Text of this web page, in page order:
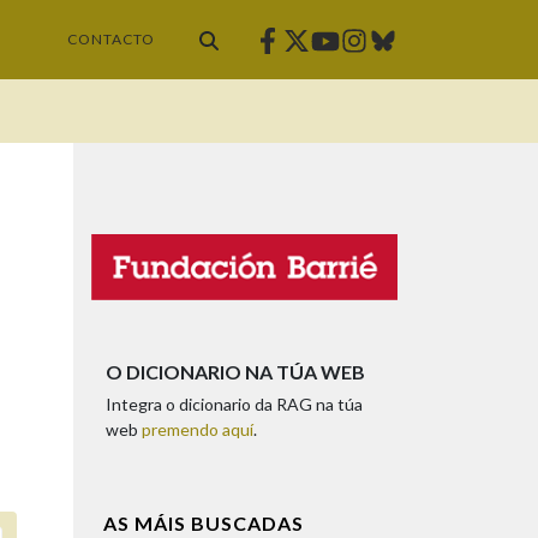
CONTACTO Facebook
Twitter
Youtube
Instagram
Bluesky
O DICIONARIO NA TÚA WEB
Integra o dicionario da RAG na túa
web premendo aquí.
AS MÁIS BUSCADAS